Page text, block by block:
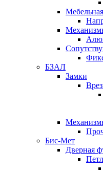
БЗАЛ
Замки
Бис-Мет
Дверная